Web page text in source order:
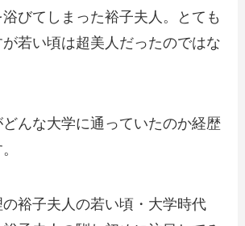
びてしまった裕子夫人。とても
若い頃は超美人だったのではな
どんな大学に通っていたのか経歴
裕子夫人の若い頃・大学時代